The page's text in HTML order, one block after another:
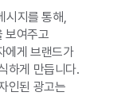
시지를 통해,
보여주고
에게 브랜드가
하게 만듭니다.
인된 광고는